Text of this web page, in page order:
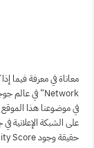
في موضوعنا هذا الموقع
حقيقة وجود Quality Score في الإعلانات الموجهة للشبكة الإعلانية …